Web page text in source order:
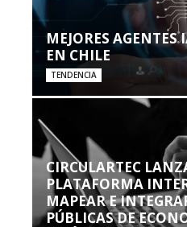
MEJORES AGENTES
EN CHILE
TENDENCIA
CIRCULARTEC
PLATAFORMA
MAPEAR E
PÚBLICAS DE